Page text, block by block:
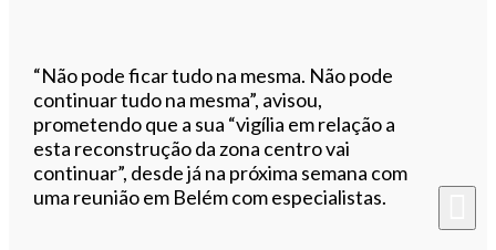
“Não pode ficar tudo na mesma. Não pode
continuar tudo na mesma”, avisou,
prometendo que a sua “vigília em relação a
esta reconstrução da zona centro vai
continuar”, desde já na próxima semana com
uma reunião em Belém com especialistas.